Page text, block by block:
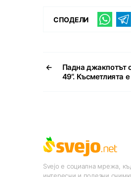
СПОДЕЛИ
←
Падна джакпотът
49“. Късметлията
Svejo е социална мрежа,
интересни и полезни